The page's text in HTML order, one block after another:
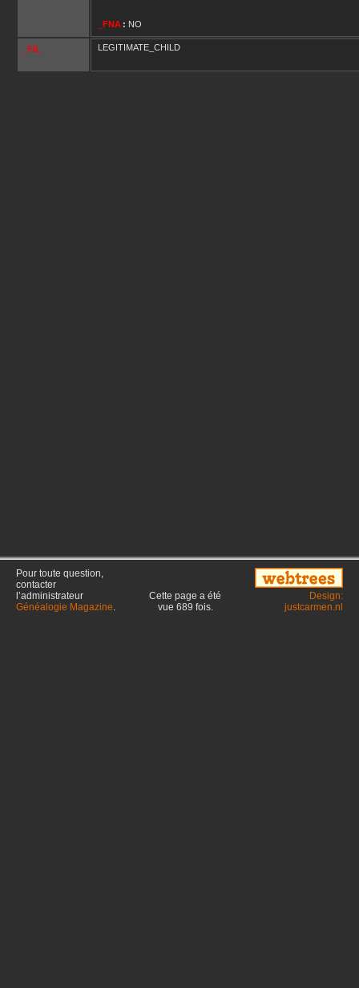
_FNA : NO
_FIL LEGITIMATE_CHILD
Pour toute question,
contacter
l’administrateur
Généalogie Magazine.
Cette page a été
vue 689 fois.
Design:
justcarmen.nl